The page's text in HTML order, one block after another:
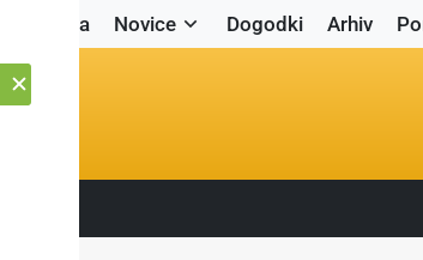
Naslovnica Novice Dogodki Arhiv